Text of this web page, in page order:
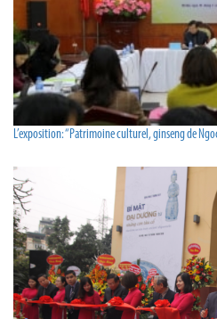
L’exposition: “Patrimoine culturel, ginseng de